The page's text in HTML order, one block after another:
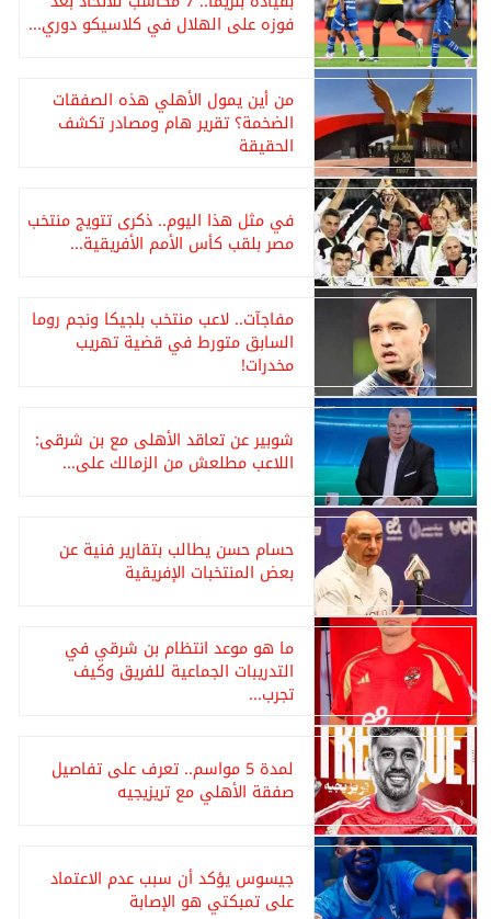
فوزه على الهلال في كلاسيكو دوري...
من أين يمول الأهلي هذه الصفقات
الضخمة؟ تقرير هام ومصادر تكشف
الحقيقة
في مثل هذا اليوم.. ذكرى تتويج منتخب
مصر بلقب كأس الأمم الأفريقية...
مفاجآت.. لاعب منتخب بلجيكا ونجم روما
السابق متورط في قضية تهريب
مخدرات!
شوبير عن تعاقد الأهلى مع بن شرقى:
اللاعب مطلعش من الزمالك على...
حسام حسن يطالب بتقارير فنية عن
بعض المنتخبات الإفريقية
ما هو موعد انتظام بن شرقي في
التدريبات الجماعية للفريق وكيف
تجرب...
لمدة 5 مواسم.. تعرف على تفاصيل
صفقة الأهلي مع تريزيجيه
جيسوس يؤكد أن سبب عدم الاعتماد
على تمبكتي هو الإصابة